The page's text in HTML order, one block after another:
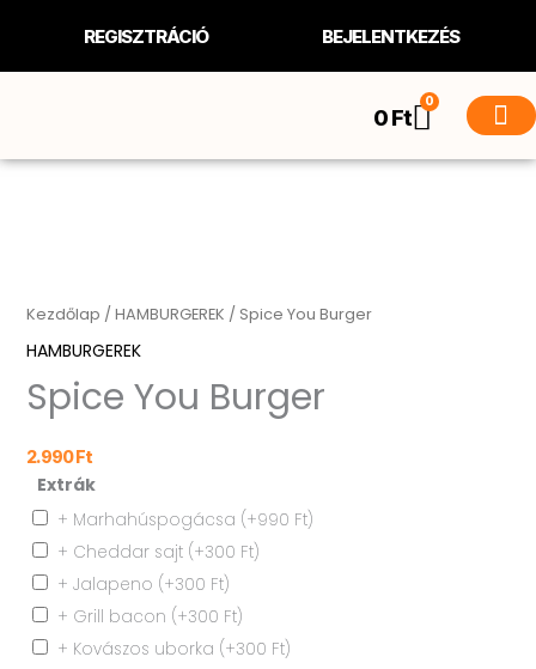
content
REGISZTRÁCIÓ BEJELENTKEZÉS
0Ft
0
Kosár
Kezdőlap /HAMBURGEREK / Spice You Burger
HAMBURGEREK
Spice You Burger
2.990Ft
Extrák
+ Marhahúspogácsa (+990 Ft)
+ Cheddar sajt (+300 Ft)
+ Jalapeno (+300 Ft)
+ Grill bacon (+300 Ft)
+ Kovászos uborka (+300 Ft)
Burger
mennyiség